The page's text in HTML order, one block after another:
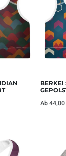
BERKEI
Ab44,00